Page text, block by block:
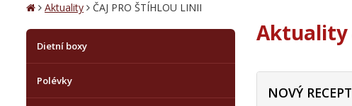
Aktuality ČAJ PRO ŠTÍHLOU LINII
Dietní boxy
Polévky
Aktuality
NOVÝ RECEPT